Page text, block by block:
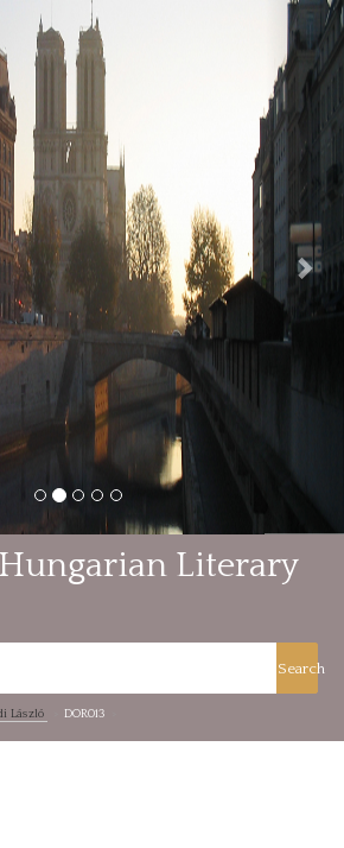
Literary
Search
László DOR013